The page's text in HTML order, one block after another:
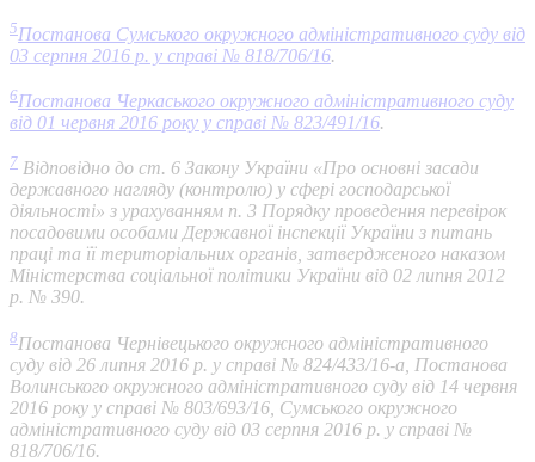
5Постанова Сумського окружного адміністративного суду від
03 серпня 2016 р. у справі № 818/706/16.
6Постанова Черкаського окружного адміністративного суду
від 01 червня 2016 року у справі № 823/491/16.
7 Відповідно до ст. 6 Закону України «Про основні засади
державного нагляду (контролю) у сфері господарської
діяльності» з урахуванням п. 3 Порядку проведення перевірок
посадовими особами Державної інспекції України з питань
праці та її територіальних органів, затвердженого наказом
Міністерства соціальної політики України від 02 липня 2012
р. № 390.
8Постанова Чернівецького окружного адміністративного
суду від 26 липня 2016 р. у справі № 824/433/16-а, Постанова
Волинського окружного адміністративного суду від 14 червня
2016 року у справі № 803/693/16, Сумського окружного
адміністративного суду від 03 серпня 2016 р. у справі №
818/706/16.